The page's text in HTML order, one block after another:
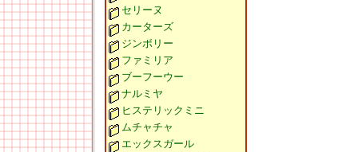
セリーヌ
カーターズ
ジンボリー
ファミリア
ブーフーウー
ナルミヤ
ヒステリックミニ
ムチャチャ
エックスガール